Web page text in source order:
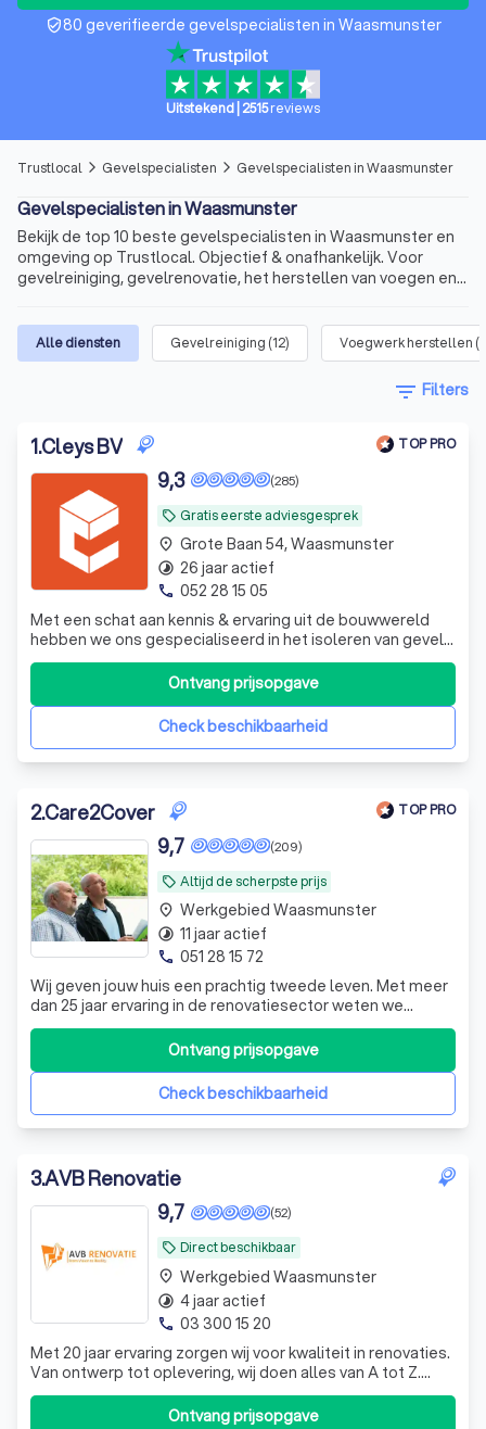
verified_user80 geverifieerde gevelspecialisten in Waasmunster
Uitstekend 2515reviews
Trustlocal arrow_forward_ios Gevelspecialisten arrow_forward_ios Gevelspecialisten in Waasmunster
Gevelspecialisten in Waasmunster
Bekijk de top 10 beste gevelspecialisten in Waasmunster en
omgeving op Trustlocal. Objectief & onafhankelijk. Voor
gevelreiniging, gevelrenovatie, het herstellen van voegen en
Alle diensten Gevelreiniging (12) Voegwerk herstellen (
filter_list Filters
1.Cleys BV TOP PRO
local_offer Gratis eerste adviesgesprek
(285)
9,3
Met een schat aan kennis & ervaring uit de bouwwereld
hebben we ons gespecialiseerd in het isoleren van gevels,
daken, vernieuwen van ramen & deuren +
energieoplossingen.
Check beschikbaarheid
Ontvang prijsopgave
place Grote Baan 54, Waasmunster
timelapse 26 jaar actief
phone 052 28 15 05
2.Care2Cover TOP PRO
local_offer Altijd de scherpste prijs
(209)
9,7
Wij geven jouw huis een prachtig tweede leven. Met meer
dan 25 jaar ervaring in de renovatiesector weten we
perfect hoe we jouw gevel moeten aanpakken.
Check beschikbaarheid
Ontvang prijsopgave
place Werkgebied Waasmunster
timelapse 11 jaar actief
phone 051 28 15 72
3.AVB Renovatie
local_offer Direct beschikbaar
(52)
9,7
Met 20 jaar ervaring zorgen wij voor kwaliteit in renovaties.
Van ontwerp tot oplevering, wij doen alles van A tot Z.
Binnen de 48 uur na het bezoek ontvangt u een
gedetailleerde offerte.Ontvang prijsopgave
place Werkgebied Waasmunster
timelapse 4 jaar actief
phone 03 300 15 20